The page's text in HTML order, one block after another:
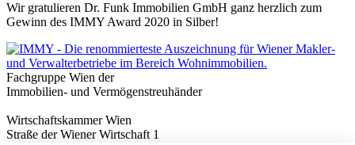
Wir gratulieren Dr. Funk Immobilien GmbH ganz herzlich zum
Gewinn des IMMY Award 2020 in Silber!
Fachgruppe Wien der
Immobilien- und Vermögenstreuhänder
Wirtschaftskammer Wien
Straße der Wiener Wirtschaft 1